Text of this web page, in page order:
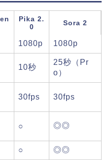
Pika 2.
0
Sora 2
1080p 1080p
10秒
25秒（Pr
o）
30fps 30fps
○ ◎◎
○ ◎◎